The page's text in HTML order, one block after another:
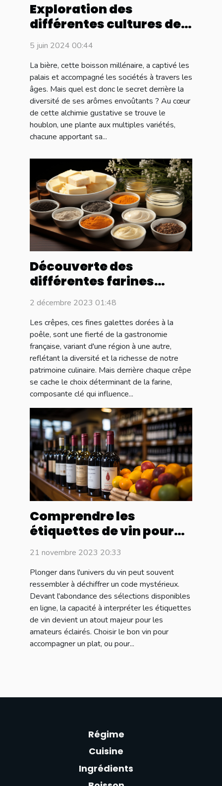
Exploration des
différentes cultures de
houblon et leur impact
sur les arômes de la
bière
5 juin 2024 00:44
La bière, cette boisson millénaire, a captivé les
palais et accompagné les sociétés à travers les
âges. Mais quel est donc le secret derrière la
diversité de ses arômes envoûtants ? Au cœur
de cette alchimie gustative se trouve le
houblon, une plante aux multiples variétés,
chacune apportant sa...
Découverte des
différentes farines
utilisées dans la
confection des crêpes à
travers la France
2 décembre 2023 01:48
Les crêpes, ces fines galettes dorées à la
poêle, sont une fierté de la gastronomie
française, variant d'une région à une autre,
reflétant la diversité et la richesse de notre
patrimoine culinaire. Mais derrière chaque crêpe
se cache le choix déterminant de la farine,
composante clé qui influence...
Comprendre les
étiquettes de vin pour
un meilleur choix en
ligne
21 novembre 2023 20:33
Plonger dans l'univers du vin peut souvent
ressembler à déchiffrer un code mystérieux.
Devant l'abondance des sélections disponibles
en ligne, la capacité à interpréter les étiquettes
de vin devient un atout majeur pour les
amateurs éclairés. Choisir le bon vin pour
accompagner un plat, ou pour...
Régime
Cuisine
Ingrédients